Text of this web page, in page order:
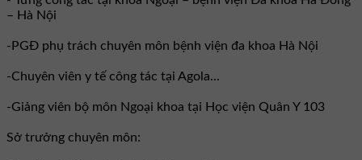
– Hà Nội
-PGĐ phụ trách chuyên môn bệnh viện đa khoa Hà Nội
-Chuyên viên y tế công tác tại Agola...
-Giảng viên bộ môn Ngoại khoa tại Học viện Quân Y 103
Sở trưởng chuyên môn: